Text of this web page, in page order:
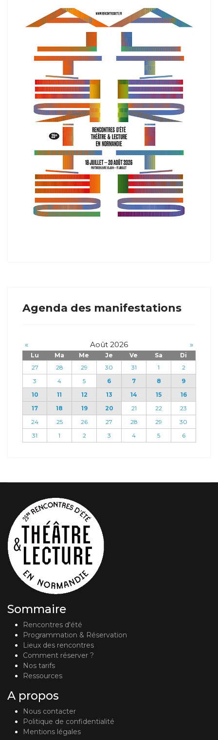
Agenda des manifestations
« Août 2026 »
Lu Ma Me Je Ve Sa
Di
27
28 29 30 31 1
2
3
4 5 6 7 8
9
10
11 12 13 14 15
16
17
18 19 20 21 22
23
24
25 26 27 28 29
30
31
1 2 3 4 5 6
Sommaire
Rencontres d'été
Programmation & Réservation
Lieux des rencontres
Comment réserver ?
Nos tarifs
Ressources
A propos
Nous contacter
Politique de confidentialité
Mentions légales